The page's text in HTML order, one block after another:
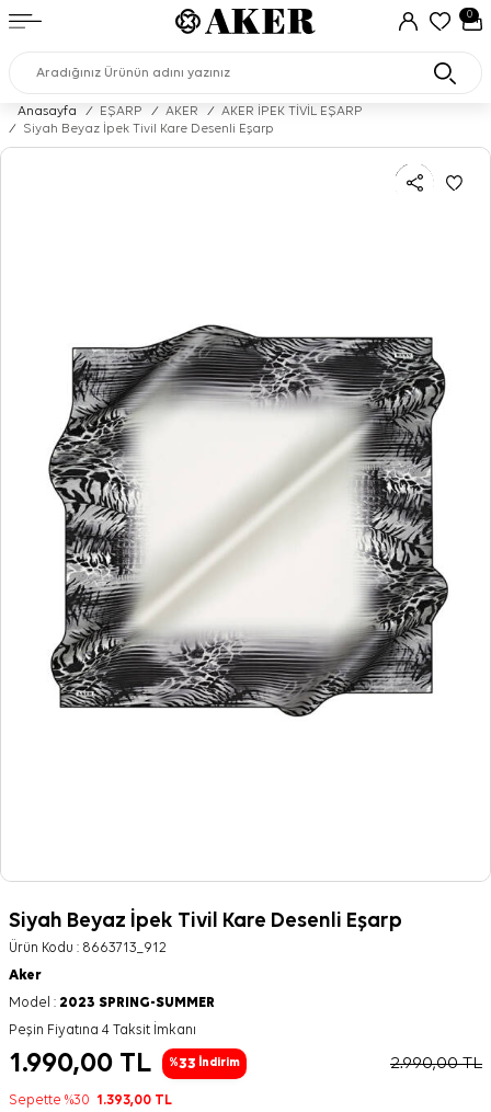
0
Anasayfa / EŞARP / AKER /
AKER İPEK TİVİL EŞARP
/
Siyah Beyaz İpek Tivil Kare Desenli Eşarp
Siyah Beyaz İpek Tivil Kare Desenli Eşarp
Ürün Kodu : 8663713_912
Aker
Model : 2023 SPRING-SUMMER
Peşin Fiyatına 4 Taksit İmkanı
1.990,00 TL %33 İndirim 2.990,00TL
Sepette %30 1.393,00 TL